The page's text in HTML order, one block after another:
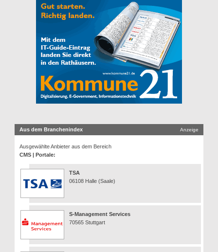
Aus dem Branchenindex Anzeige
Ausgewählte Anbieter aus dem Bereich
CMS | Portale:
TSA
06108 Halle (Saale)
S-Management Services
70565 Stuttgart